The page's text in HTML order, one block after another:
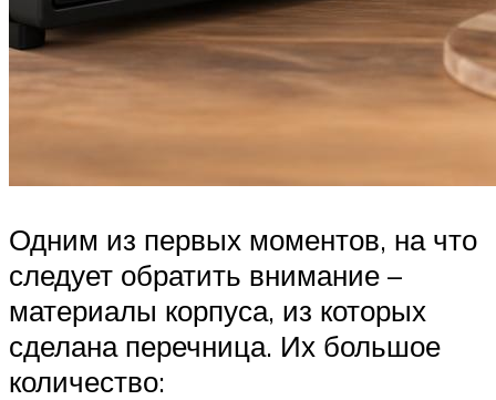
Одним из первых моментов, на что
следует обратить внимание –
материалы корпуса, из которых
сделана перечница. Их большое
количество: